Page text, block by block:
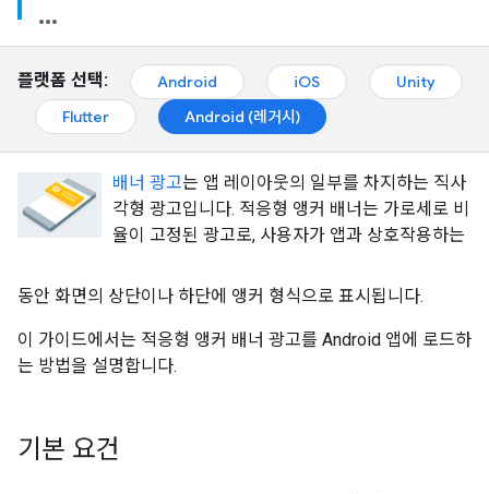
플랫폼 선택: Android iOS
Unity
Flutter
Android (레거시)
배너 광고는 앱 레이아웃의 일부를 차지하는 직사
각형 광고입니다. 적응형 앵커 배너는 가로세로 비
율이 고정된 광고로, 사용자가 앱과 상호작용하는
동안 화면의 상단이나 하단에 앵커 형식으로 표시됩니다.
이 가이드에서는 적응형 앵커 배너 광고를 Android 앱에 로드하
는 방법을 설명합니다.
기본 요건